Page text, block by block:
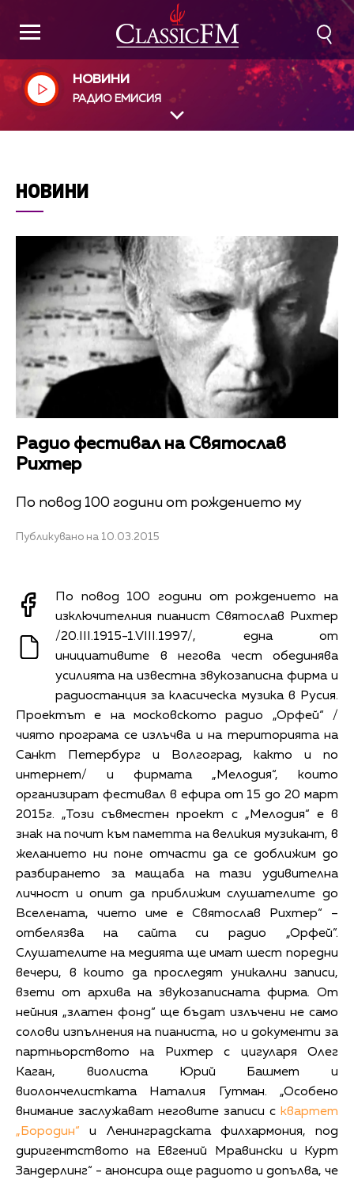
НОВИНИ
РАДИО ЕМИСИЯ
НОВИНИ
Радио фестивал на Святослав
Рихтер
По повод 100 години от рождението му
Публикувано на 10.03.2015
По повод 100 години от рождението на
изключителния пианист Святослав Рихтер
/20.III.1915-1.VIII.1997/, една от
инициативите в негова чест обединява
усилията на известна звукозаписна фирма и
радиостанция за класическа музика в Русия.
Проектът е на московското радио „Орфей“ /
чиято програма се излъчва и на територията на
Санкт Петербург и Волгоград, както и по
интернет/ и фирмата „Мелодия“, които
организират фестивал в ефира от 15 до 20 март
2015г. „Този съвместен проект с „Мелодия“ е в
знак на почит към паметта на великия музикант, в
желанието ни поне отчасти да се доближим до
разбирането за мащаба на тази удивителна
личност и опит да приближим слушателите до
Вселената, чието име е Святослав Рихтер“ –
отбелязва на сайта си радио „Орфей”.
Слушателите на медията ще имат шест поредни
вечери, в които да проследят уникални записи,
взети от архива на звукозаписната фирма. От
нейния „златен фонд“ ще бъдат излъчени не само
солови изпълнения на пианиста, но и документи за
партньорството на Рихтер с цигуларя Олег
Каган, виолиста Юрий Башмет и
виолончелистката Наталия Гутман. „Особено
внимание заслужават неговите записи с квартет
„Бородин“ и Ленинградската филхармония, под
диригентството на Евгений Мравински и Курт
Зандерлинг“ - анонсира още радиото и допълва, че